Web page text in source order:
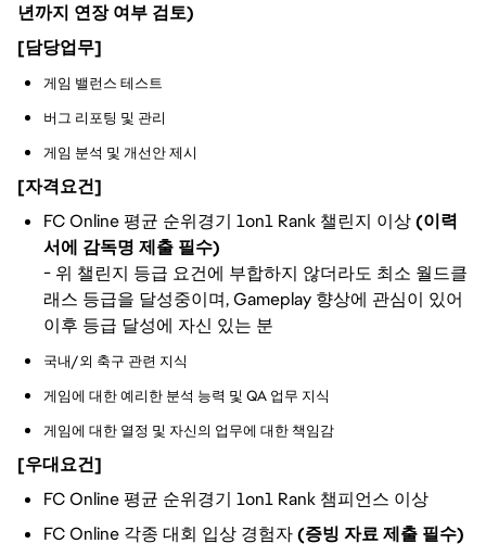
년까지 연장 여부 검토)
[담당업무]
게임 밸런스 테스트
버그 리포팅 및 관리
게임 분석 및 개선안 제시
[자격요건]
FC Online 평균 순위경기 1on1 Rank 챌린지 이상(이력
서에 감독명 제출 필수)
- 위 챌린지 등급 요건에 부합하지 않더라도 최소 월드클
래스 등급을 달성중이며, Gameplay 향상에 관심이 있어
이후 등급 달성에 자신 있는 분
국내/외 축구 관련 지식
게임에 대한 예리한 분석 능력 및 QA 업무 지식
게임에 대한 열정 및 자신의 업무에 대한 책임감
[우대요건]
FC Online 평균 순위경기 1on1 Rank 챔피언스 이상
FC Online 각종 대회 입상 경험자(증빙 자료 제출 필수)